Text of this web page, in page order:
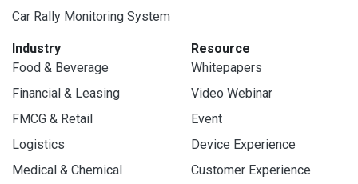
Car Rally Monitoring System
Industry
Food & Beverage
Financial & Leasing
FMCG & Retail
Logistics
Medical & Chemical
Resource
Whitepapers
Video Webinar
Event
Device Experience
Customer Experience